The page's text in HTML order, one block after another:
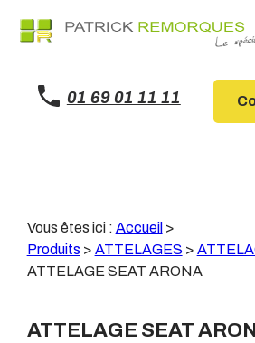
01 69 01 11 11
Vous êtes ici : Accueil >
Produits > ATTELAGES >
ATTELAGE SEAT ARONA
ATTELAGE SEAT